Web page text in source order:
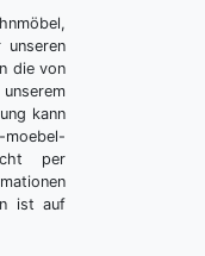
unseren
die von
kann
per
ist auf